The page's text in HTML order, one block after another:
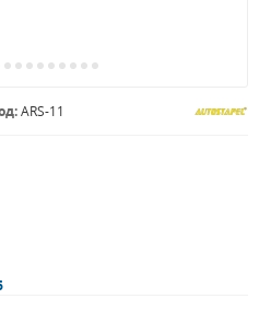
ARS-11